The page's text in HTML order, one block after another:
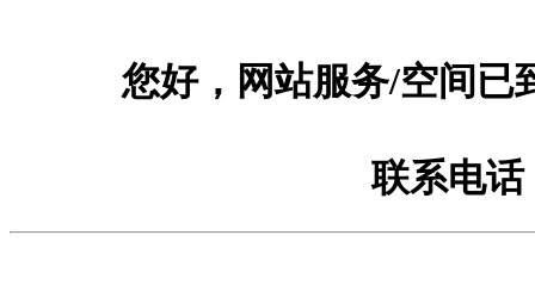
您好，网站服务/空间已
联系电话